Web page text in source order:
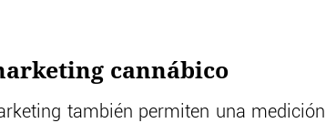
cannábico
también permiten una medición